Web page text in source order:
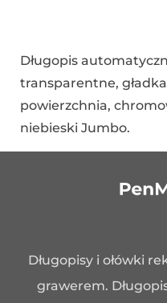
Długopis
transparentne,
powierzchnia,
niebieski Jumbo.
Długopisy i ołówki
grawerem.